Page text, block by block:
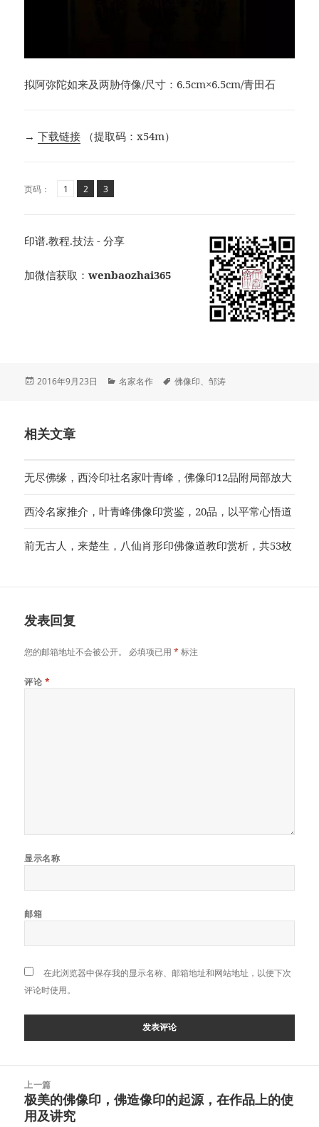
拟阿弥陀如来及两胁侍像/尺寸：6.5cm×6.5cm/青田石
→下载链接 （提取码：x54m）
页码： 页1 ,
页
2 ,
页
3
印谱.教程.技法 - 分享
加微信获取：wenbaozhai365
发
2016年9月23日
分
名家名作
标
佛像印、邹涛
相关文章
无尽佛缘，西泠印社名家叶青峰，佛像印12品附局部放大
西泠名家推介，叶青峰佛像印赏鉴，20品，以平常心悟道
前无古人，来楚生，八仙肖形印佛像道教印赏析，共53枚
发表回复
您的邮箱地址不会被公开。 必填项已用* 标注
评论 *
显示名称
邮箱
在此浏览器中保存我的显示名称、邮箱地址和网站地址，以便下次
评论时使用。
上一篇
上
篇
极美的佛像印，佛造像印的起源，在作品上的使
用及讲究